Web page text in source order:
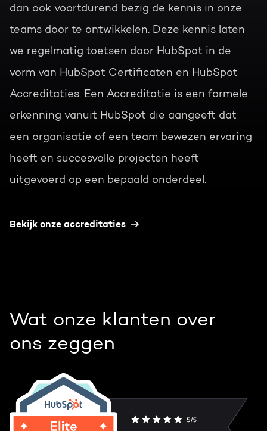
dan ook voortdurend bezig de kennis in onze
teams door te ontwikkelen. Deze kennis laten
we regelmatig toetsen door HubSpot in de
vorm van HubSpot Certificaten en HubSpot
Accreditaties. Een Accreditatie is een formele
erkenning vanuit HubSpot die aangeeft dat
een organisatie of een team bewezen ervaring
heeft en succesvolle projecten heeft
uitgevoerd op een bepaald onderdeel.
Bekijk onze accreditaties
Wat onze klanten over
ons zeggen